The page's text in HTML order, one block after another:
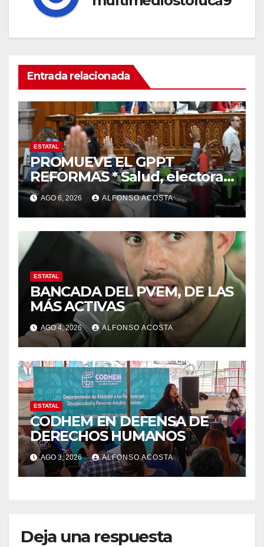
Entrada relacionada
ESTATAL
PROMUEVE EL GPPT
REFORMAS * Salud, electoral
y justicia, de las principales
AGO 6, 2026 ALFONSO ACOSTA
ESTATAL
BANCADA DEL PVEM, DE LAS
MÁS ACTIVAS
AGO 4, 2026 ALFONSO ACOSTA
ESTATAL
CODHEM EN DEFENSA DE
DERECHOS HUMANOS
AGO 3, 2026 ALFONSO ACOSTA
Deja una respuesta